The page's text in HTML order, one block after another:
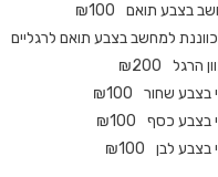
בצבע תואם
₪100
למחשב בצבע תואם לרגליים
הרגל
₪200
שחור
₪100
בצבע כסף
₪100
לבן
₪100